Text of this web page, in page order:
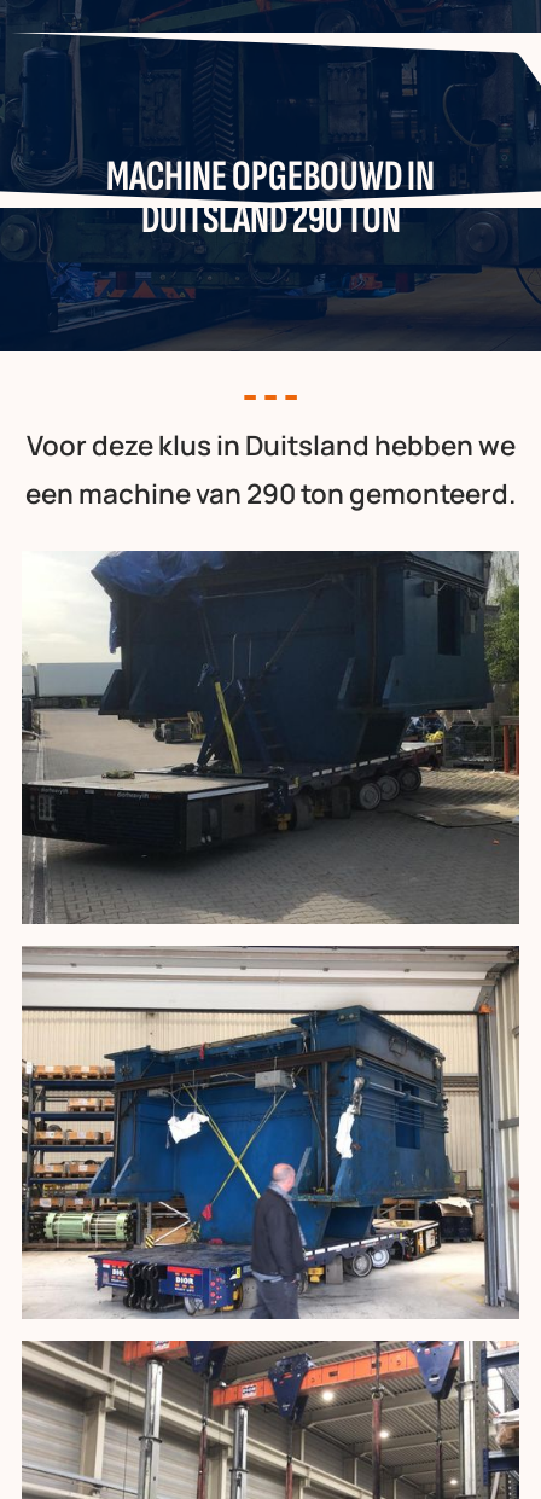
MACHINE OPGEBOUWD IN
DUITSLAND 290 TON
Voor deze klus in Duitsland hebben we
een machine van 290 ton gemonteerd.